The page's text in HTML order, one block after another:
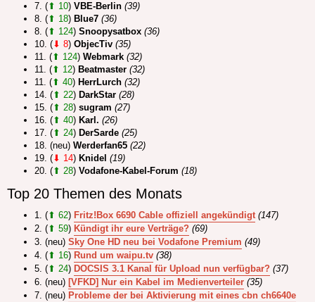
7. (⬆ 10) VBE-Berlin (39)
8. (⬆ 18) Blue7 (36)
8. (⬆ 124) Snoopysatbox (36)
10. (⬇ 8) ObjecTiv (35)
11. (⬆ 124) Webmark (32)
11. (⬆ 12) Beatmaster (32)
11. (⬆ 40) HerrLurch (32)
14. (⬆ 22) DarkStar (28)
15. (⬆ 28) sugram (27)
16. (⬆ 40) Karl. (26)
17. (⬆ 24) DerSarde (25)
18. (neu) Werderfan65 (22)
19. (⬇ 14) Knidel (19)
20. (⬆ 28) Vodafone-Kabel-Forum (18)
Top 20 Themen des Monats
1. (⬆ 62) Fritz!Box 6690 Cable offiziell angekündigt (147)
2. (⬆ 59) Kündigt ihr eure Verträge? (69)
3. (neu) Sky One HD neu bei Vodafone Premium (49)
4. (⬆ 16) Rund um waipu.tv (38)
5. (⬆ 24) DOCSIS 3.1 Kanal für Upload nun verfügbar? (37)
6. (neu) [VFKD] Nur ein Kabel im Medienverteiler (35)
7. (neu) Probleme der bei Aktivierung mit eines cbn ch6640e